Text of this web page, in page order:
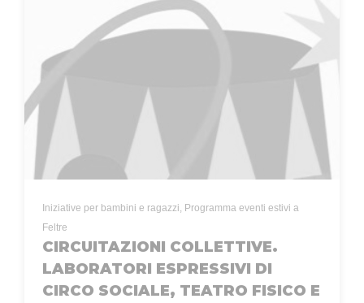
Iniziative per bambini e ragazzi, Programma eventi estivi a
Feltre
CIRCUITAZIONI COLLETTIVE.
LABORATORI ESPRESSIVI DI
CIRCO SOCIALE, TEATRO FISICO E